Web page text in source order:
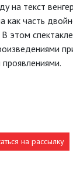
на текст
как часть
этом
на рассылку